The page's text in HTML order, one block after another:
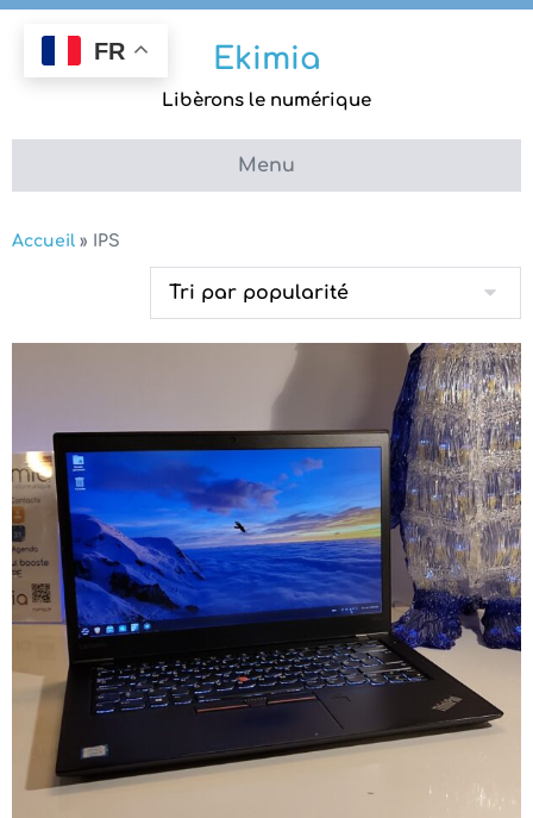
Aller
contenu
Ekimia
Libèrons le numérique
Menu
Accueil » IPS
FR